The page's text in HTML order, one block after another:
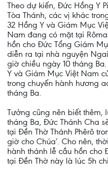
Theo dự kiến, Đức Hồng Y
Tòa Thánh, các vị khác
32 Hồng Y và Giám Mục
Nam đang có mặt tại
hồn cho Đức Tổng Giám
diễn ra tại nhà nguyện
giờ chiều ngày 10 tháng
Y và Giám Mục Việt Nam
trong chuyến hành hương
tháng Ba.
Tưởng cũng nên biết thêm,
tháng Ba, Đức Thánh Cha
tại Đền Thờ Thánh Phêrô
giờ cho Chúa’. Cho nên,
hành thánh lễ cầu hồn cho
tại Đền Thờ này là lúc 5h